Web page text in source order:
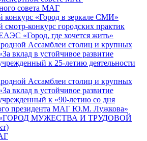
совета МАГ
«Город в зеркале СМИ»
конкурс городских практик
«Город, где хочется жить»
Ассамблеи столиц и крупных
вклад в устойчивое развитие
к 25-летию деятельности
Ассамблеи столиц и крупных
вклад в устойчивое развитие
к «90-летию со дня
президента МАГ Ю.М. Лужкова»
МУЖЕСТВА И ТРУДОВОЙ